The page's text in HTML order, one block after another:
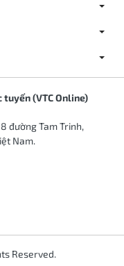
tuyến (VTC Online)
đường Tam Trinh,
Nam.
Reserved.